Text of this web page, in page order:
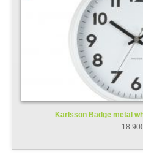
Karlsson Badge metal